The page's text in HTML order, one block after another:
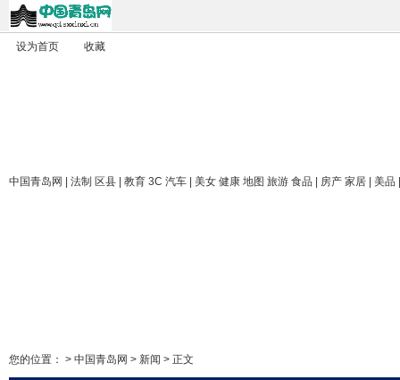
设为首页 收藏
中国青岛网 | 法制 区县 | 教育 3C 汽车 | 美女 健康 地图 旅游 食品 | 房产 家居 | 美品
您的位置： > 中国青岛网 > 新闻 > 正文